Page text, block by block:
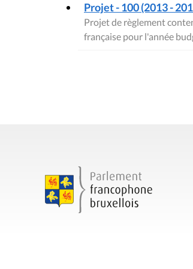
Projet - 100 (2013 -
Projet de règlement
française pour l'année